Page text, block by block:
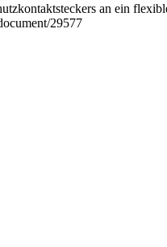
an ein
29577